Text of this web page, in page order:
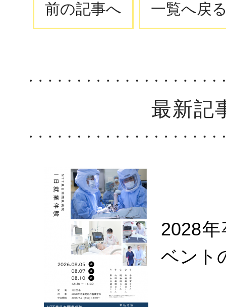
前の記事へ 一覧へ戻
最新記
2028
ベント